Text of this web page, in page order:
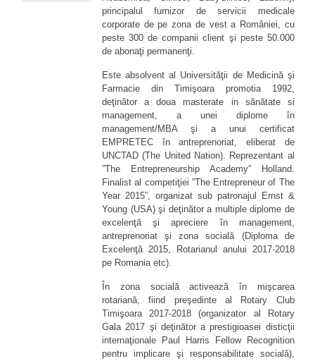
principalul furnizor de servicii medicale
corporate de pe zona de vest a României, cu
peste 300 de companii client şi peste 50.000
de abonaţi permanenţi.
Este absolvent al Universităţii de Medicină şi
Farmacie din Timişoara promotia 1992,
deţinător a doua masterate in sănătate si
management, a unei diplome în
management/MBA şi a unui certificat
EMPRETEC în antreprenoriat, eliberat de
UNCTAD (The United Nation). Reprezentant al
”The Entrepreneurship Academy” Holland.
Finalist al competiţiei ”The Entrepreneur of The
Year 2015”, organizat sub patronajul Ernst &
Young (USA) şi deţinător a multiple diplome de
excelenţă şi apreciere în management,
antreprenoriat şi zona socială (Diploma de
Excelenţă 2015, Rotarianul anului 2017-2018
pe Romania etc).
În zona socială activează în mişcarea
rotariană, fiind preşedinte al Rotary Club
Timişoara 2017-2018 (organizator al Rotary
Gala 2017 şi deţinător a prestigioasei disticţii
internaţionale Paul Harris Fellow Recognition
pentru implicare şi responsabilitate socială),